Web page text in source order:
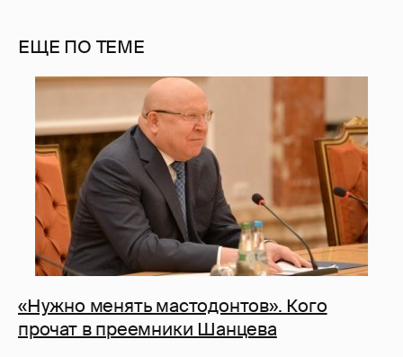
ЕЩЕ ПО ТЕМЕ
«Нужно менять мастодонтов». Кого
прочат в преемники Шанцева